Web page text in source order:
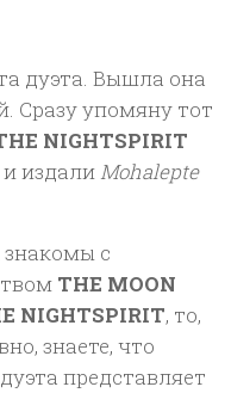
дуэта. Вышла она
Сразу упомяну тот
NIGHTSPIRIT
издалиMohalepte
с
THE MOON
NIGHTSPIRIT, то,
знаете, что
представляет